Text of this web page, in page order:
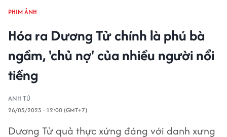
PHIM ẢNH
Hóa ra Dương Tử chính là phú bà
ngầm, 'chủ nợ' của nhiều người nổi
tiếng
ANH TÚ
26/05/2023 - 12:00 (GMT+7)
Dương Tử quả thực xứng đáng với danh xưng